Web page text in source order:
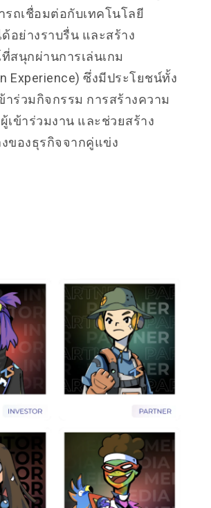
รถเชื่อมต่อกับเทคโนโลยี
ด้อย่างราบรื่น และสร้าง
สนุกผ่านการเล่นเกม
Experience) ซึ่งมีประโยชน์ทั้ง
าร่วมกิจกรรม การสร้างความ
เข้าร่วมงาน และช่วยสร้าง
ของธุรกิจจากคู่แข่ง